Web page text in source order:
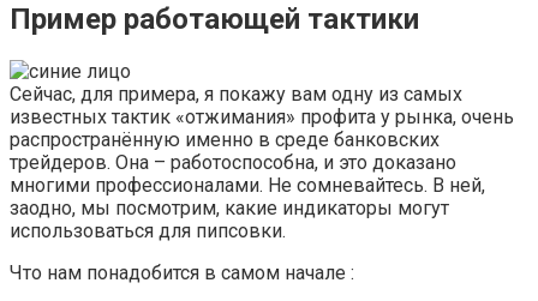
Пример работающей тактики
Сейчас, для примера, я покажу вам одну из самых
известных тактик «отжимания» профита у рынка, очень
распространённую именно в среде банковских
трейдеров. Она – работоспособна, и это доказано
многими профессионалами. Не сомневайтесь. В ней,
заодно, мы посмотрим, какие индикаторы могут
использоваться для пипсовки.
Что нам понадобится в самом начале :